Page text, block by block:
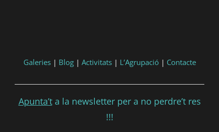
Galeries| Blog| Activitats| L’Agrupació| Contacte
Apunta’ta la newsletter per a no perdre’t res
!!!